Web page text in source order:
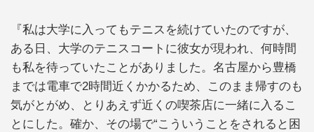
『私は大学に入ってもテニスを続けていたのですが、
ある日、大学のテニスコートに彼女が現われ、何時間
も私を待っていたことがありました。名古屋から豊橋
までは電車で2時間近くかかるため、このまま帰すのも
気がとがめ、とりあえず近くの喫茶店に一緒に入るこ
とにした。確か、その場で“こういうことをされると困